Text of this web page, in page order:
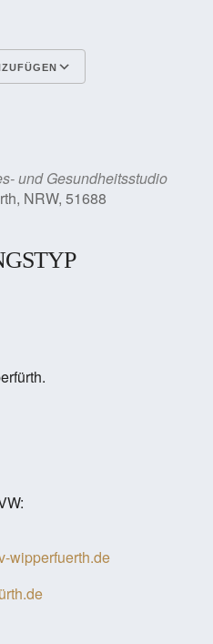
und Gesundheitsstudio
NRW, 51688
wipperfuerth.de